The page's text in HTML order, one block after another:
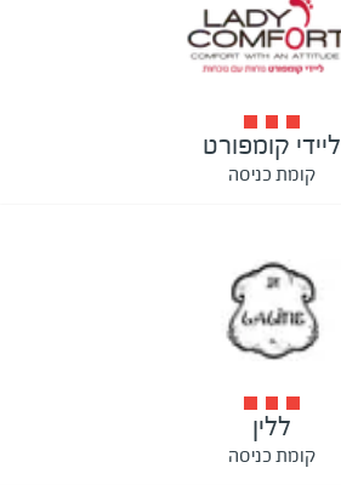
ליידי קומפורט
קומת כניסה
ללין
קומת כניסה